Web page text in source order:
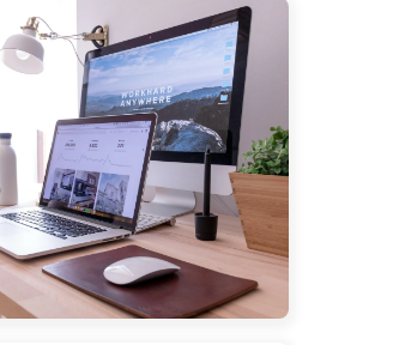
封号而引发冲突。作者
Steam 官方举报了对
这其实是 1 种针对
利用类似话术和伪造截
这一过程，揭示了网络
高警惕。